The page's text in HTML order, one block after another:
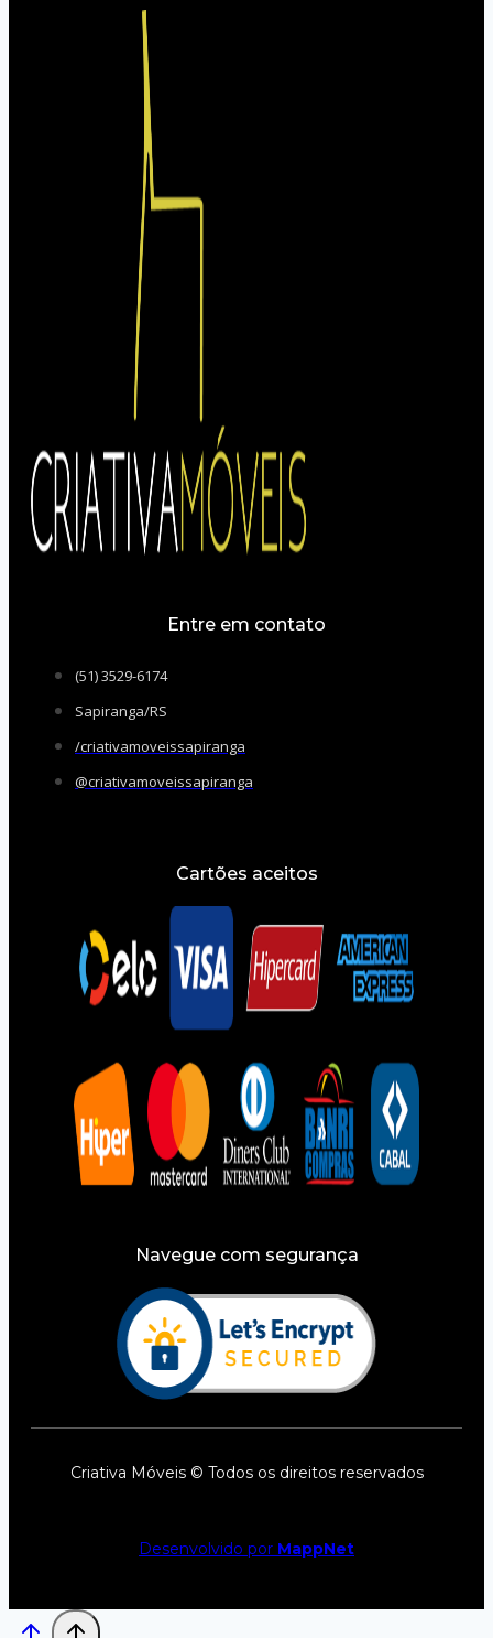
Entre em contato
(51) 3529-6174
Sapiranga/RS
/criativamoveissapiranga
@criativamoveissapiranga
Cartões aceitos
Navegue com segurança
Criativa Móveis © Todos os direitos reservados
Desenvolvido por MappNet